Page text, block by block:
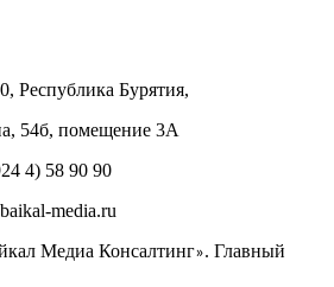
Республика Бурятия,
54б, помещение 3А
4) 58 90 90
media.ru
Медиа Консалтинг». Главный